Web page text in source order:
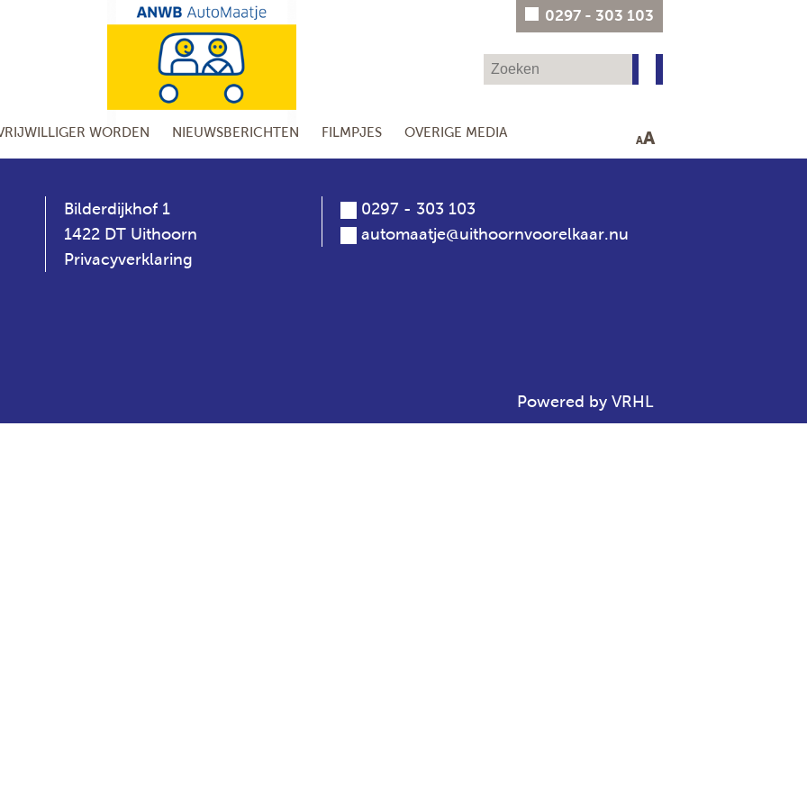
0297 - 303 103
WORDEN NIEUWSBERICHTEN FILMPJES OVERIGE MEDIA
AA
Bilderdijkhof 1
1422 DT Uithoorn
Privacyverklaring
0297 - 303 103
automaatje@uithoornvoorelkaar.nu
Powered by VRHL